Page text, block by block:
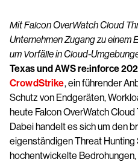
Mit Falcon OverWatch Cloud
Unternehmen Zugang zu einem
um Vorfälle in Cloud-
Texas und AWS re:inforce
CrowdStrike, ein führender
Schutz von Endgeräten,
heute Falcon OverWatch
Dabei handelt es sich um den
eigenständigen Threat
hochentwickelte